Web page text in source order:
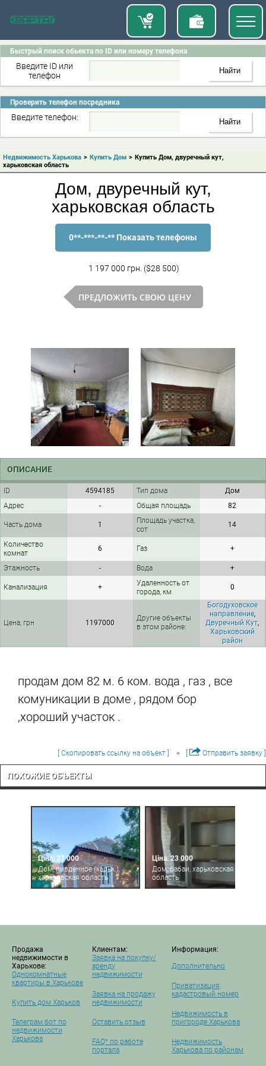
Быстрый поиск обьекта по ID или номеру телефона
Введите ID или
телефон
Проверить телефон посредника
Введите телефон:
Недвижимость Харькова > Купить Дом > Купить Дом, двуречный кут,
харьковская область
Дом, двуречный кут,
харьковская область
0**-***-**-** Показать телефоны
1 197 000 грн. ($28 500)
ПРЕДЛОЖИТЬ СВОЮ ЦЕНУ
ОПИСАНИЕ
ID 4594185 Тип дома
Дом
Адрес
- Общая площадь 82
Часть дома 1
Площадь участка,
сот
14
Количество
комнат
6 Газ +
Этажность - Вода +
Канализация +
Удаленность от
города, км
0
Цена, грн 1197000
Другие объекты
в этом районе:
Богодуховское
направление,
Двуречный Кут,
Харьковский
район
продам дом 82 м. 6 ком. вода , газ , все
комуникации в доме , рядом бор
,хороший участок .
[ Скопировать ссылку на объект ] Отправить заявку ]
ПОХОЖИЕ ОБЪЕКТЫ
Ціна: 27 000
Дом, пивденное (харьк.),
харьковская область
Ціна: 23 000
Дом, бабаи, харьковская
область
Продажа
недвижимости в
Харькове:
Однокомнатные
квартиры в Харькове
Купить дом Харьков
Телеграм бот по
недвижимости
Харькова
Клиентам:
Заявка на покупку/
аренду
недвижимости
Заявка на продажу
недвижимости
Оставить отзыв
FAQ* по работе
портала
Информация:
Дополнительно
Приватизация,
кадастровый номер
Недвижимость в
пригороде Харькова
Недвижимость
Харькова по районам